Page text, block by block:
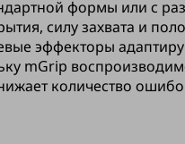
формы или с
силу захвата и
эффекторы
mGrip
количество